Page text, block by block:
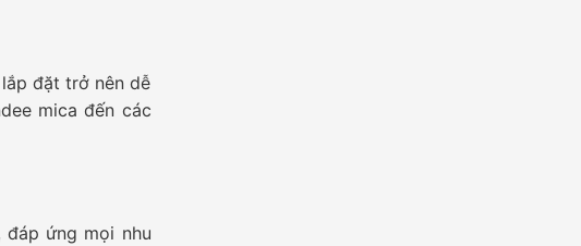
đặt trở nên dễ
mica đến các
ứng mọi nhu